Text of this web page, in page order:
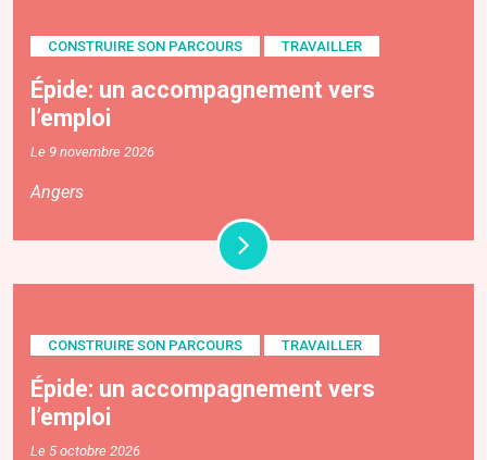
CONSTRUIRE SON PARCOURS TRAVAILLER
Épide: un accompagnement vers
l’emploi
Le 9 novembre 2026
Angers
CONSTRUIRE SON PARCOURS TRAVAILLER
Épide: un accompagnement vers
l’emploi
Le 5 octobre 2026